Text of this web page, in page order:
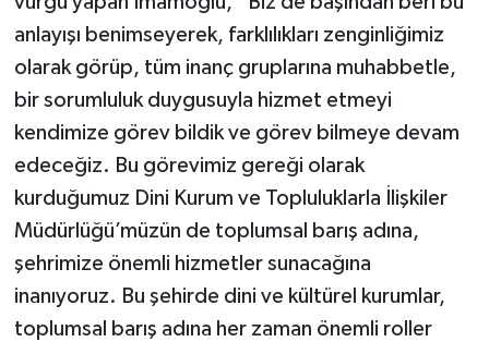
anlayışı benimseyerek, farklılıkları zenginliğimiz
olarak görüp, tüm inanç gruplarına muhabbetle,
bir sorumluluk duygusuyla hizmet etmeyi
kendimize görev bildik ve görev bilmeye devam
edeceğiz. Bu görevimiz gereği olarak
kurduğumuz Dini Kurum ve Topluluklarla İlişkiler
Müdürlüğü’müzün de toplumsal barış adına,
şehrimize önemli hizmetler sunacağına
inanıyoruz. Bu şehirde dini ve kültürel kurumlar,
toplumsal barış adına her zaman önemli roller